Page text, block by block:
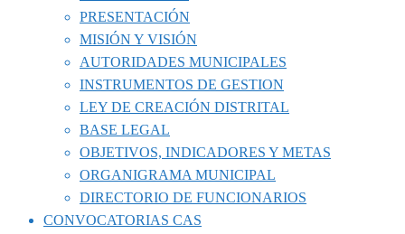
PRESENTACIÓN
MISIÓN Y VISIÓN
AUTORIDADES MUNICIPALES
INSTRUMENTOS DE GESTION
LEY DE CREACIÓN DISTRITAL
BASE LEGAL
OBJETIVOS, INDICADORES Y METAS
ORGANIGRAMA MUNICIPAL
DIRECTORIO DE FUNCIONARIOS
CONVOCATORIAS CAS